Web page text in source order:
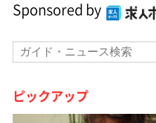
Sponsored by
ピックアップ